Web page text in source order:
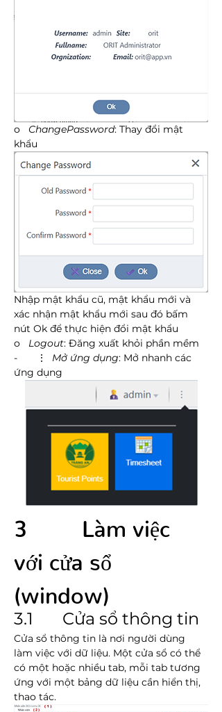
o ChangePassword: Thay đổi mật
khẩu
Nhập mật khẩu cũ, mật khẩu mới và
xác nhận mật khẩu mới sau đó bấm
nút Ok để thực hiện đổi mật khẩu
o Logout: Đăng xuất khỏi phần mềm
-       ⋮ Mở ứng dụng: Mở nhanh các
ứng dụng
3        Làm việc
với cửa sổ
(window)
3.1       Cửa sổ thông tin
Cửa sổ thông tin là nơi người dùng
làm việc với dữ liệu. Một cửa sổ có thể
có một hoặc nhiều tab, mỗi tab tương
ứng với một bảng dữ liệu cần hiển thị,
thao tác.